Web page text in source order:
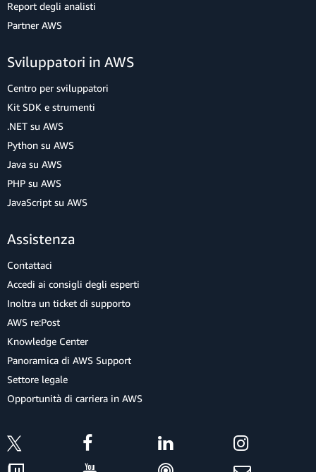
Report degli analisti
Partner AWS
Sviluppatori in AWS
Centro per sviluppatori
Kit SDK e strumenti
.NET su AWS
Python su AWS
Java su AWS
PHP su AWS
JavaScript su AWS
Assistenza
Contattaci
Accedi ai consigli degli esperti
Inoltra un ticket di supporto
AWS re:Post
Knowledge Center
Panoramica di AWS Support
Settore legale
Opportunità di carriera in AWS